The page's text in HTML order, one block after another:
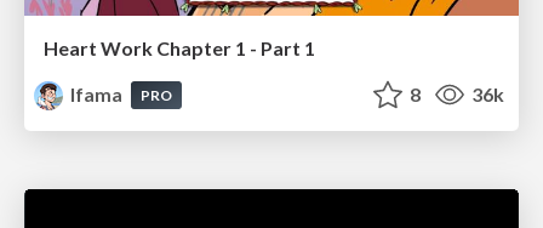
Heart Work Chapter 1 - Part 1
lfama
PRO 8 36k